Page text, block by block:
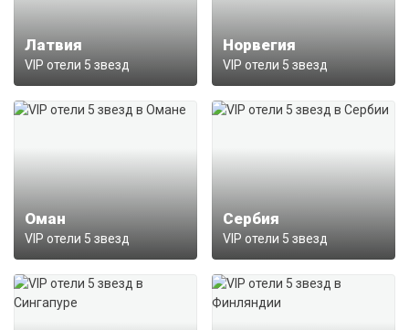
Латвия
VIP отели 5 звезд
Норвегия
VIP отели 5 звезд
Оман
VIP отели 5 звезд
Сербия
VIP отели 5 звезд